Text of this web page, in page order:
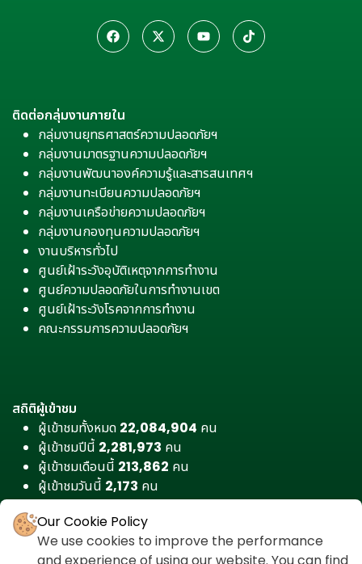
ติดต่อกลุ่มงานภายใน
กลุ่มงานยุทธศาสตร์ความปลอดภัยฯ
กลุ่มงานมาตรฐานความปลอดภัยฯ
กลุ่มงานพัฒนาองค์ความรู้และสารสนเทศฯ
กลุ่มงานทะเบียนความปลอดภัยฯ
กลุ่มงานเครือข่ายความปลอดภัยฯ
กลุ่มงานกองทุนความปลอดภัยฯ
งานบริหารทั่วไป
ศูนย์เฝ้าระวังอุบัติเหตุจากการทำงาน
ศูนย์ความปลอดภัยในการทำงานเขต
ศูนย์เฝ้าระวังโรคจากการทำงาน
คณะกรรมการความปลอดภัยฯ
สถิติผู้เข้าชม
ผู้เข้าชมทั้งหมด 22,084,904 คน
ผู้เข้าชมปีนี้ 2,281,973 คน
ผู้เข้าชมเดือนนี้ 213,862 คน
ผู้เข้าชมวันนี้ 2,173 คน
Our Cookie Policy
We use cookies to improve the performance